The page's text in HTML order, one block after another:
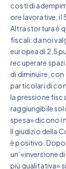
costi di
ore lavorative, il
Altra stortura è
fiscali: da noi
europea di 2,5
recuperare
di diminuire,
particolari di
la pressione
raggiungibile
spesa» dicono i
Il giudizio della
è positivo.
un’«inversione
più qualitativa»